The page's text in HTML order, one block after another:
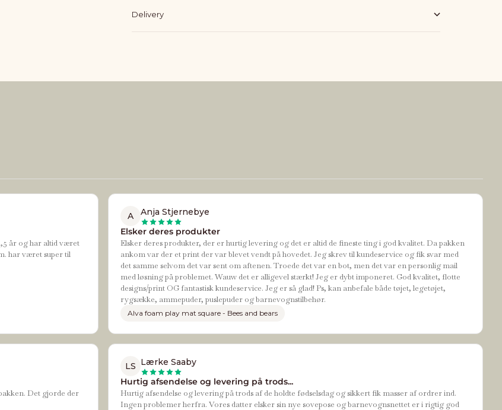
Delivery
år og har altid været
har været super til
A
Anja Stjernebye
Elsker deres produkter
Elsker deres produkter, der er hurtig levering og det er altid de fineste ting i god kvalitet. Da pakken
ankom var der et print der var blevet vendt på hovedet. Jeg skrev til kundeservice og fik svar med
det samme selvom det var sent om aftenen. Troede det var en bot, men det var en personlig mail
med løsning på problemet. Wauw det er alligevel stærkt! Jeg er dybt imponeret. God kvalitet, flotte
designs/print OG fantastisk kundeservice. Jeg er så glad! Ps, kan anbefale både tøjet, legetøjet,
rygsække, ammepuder, puslepuder og barnevognstilbehør.
Alva foam play mat square - Bees and bears
Det gjorde der
LS Lærke Saaby
Hurtig afsendelse og levering på trods...
Hurtig afsendelse og levering på trods af de holdte fødselsdag og sikkert fik masser af ordrer ind.
Ingen problemer herfra. Vores datter elsker sin nye sovepose og barnevognsnettet er i rigtig god